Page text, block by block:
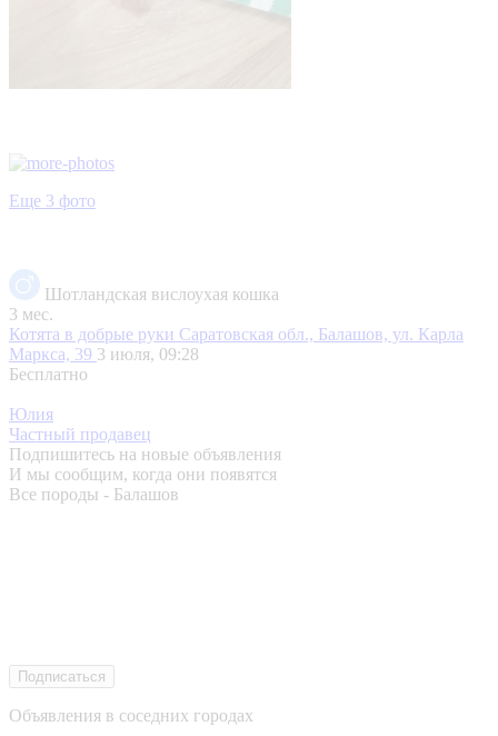
Еще 3 фото
Шотландская вислоухая кошка
3 мес.
Котята в добрые руки Саратовская обл., Балашов, ул. Карла
Маркса, 39 3 июля, 09:28
Бесплатно
Юлия
Частный продавец
Подпишитесь на новые объявления
И мы сообщим, когда они появятся
Все породы - Балашов
Подписаться
Объявления в соседних городах